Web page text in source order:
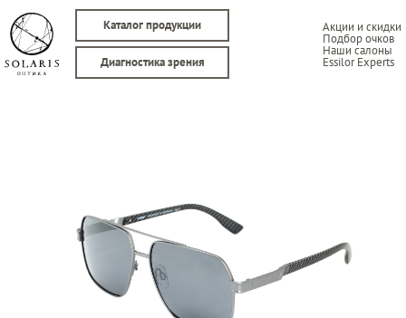
Каталог продукции Акции и скидки
Подбор очков
Наши салоны
Essilor Experts
Диагностика зрения